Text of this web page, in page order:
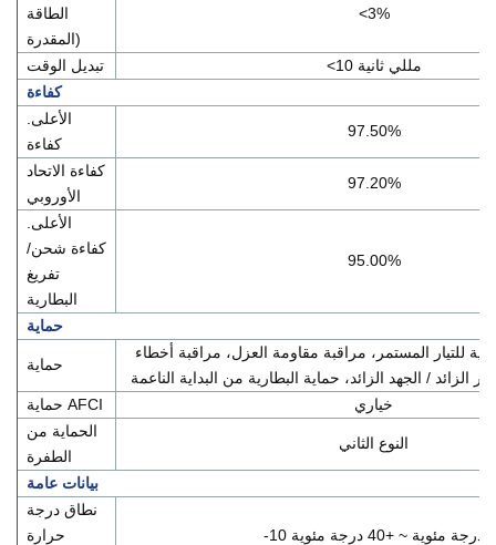
الطاقة
المقدرة)
<3%
تبديل الوقت
<10 مللي ثانية
كفاءة
الأعلى.
كفاءة
97.50%
كفاءة الاتحاد
الأوروبي
97.20%
الأعلى.
كفاءة شحن/
تفريغ
البطارية
95.00%
حماية
حماية
للتيار المستمر، مراقبة مقاومة العزل، مراقبة أخطاء
الزائد / الجهد الزائد، حماية البطارية من البداية الناعمة
حماية AFCI
خياري
الحماية من
الطفرة
النوع الثاني
بيانات عامة
نطاق درجة
حرارة
-10 درجة مئوية ~ +40 درجة مئوية